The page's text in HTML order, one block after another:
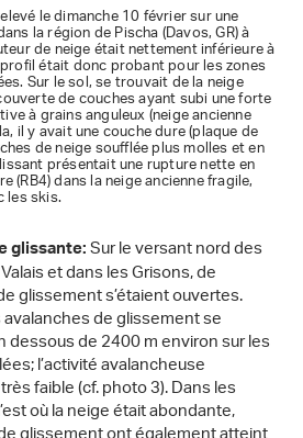
le dimanche 10 février sur une
la région de Pischa (Davos, GR) à
de neige était nettement inférieure à
était donc probant pour les zones
Sur le sol, se trouvait de la neige
de couches ayant subi une forte
à grains anguleux (neige ancienne
il y avait une couche dure (plaque de
de neige soufflée plus molles et en
présentait une rupture nette en
(RB4) dans la neige ancienne fragile,
les skis.
glissante:Sur le versant nord des
et dans les Grisons, de
glissement s’étaient ouvertes.
de glissement se
dessous de 2400 m environ sur les
l’activité avalancheuse
faible (cf. photo 3). Dans les
où la neige était abondante,